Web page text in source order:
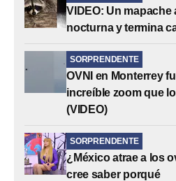
VIDEO: Un
nocturna y termina
SORPRENDENTE
OVNI en Monterrey
increíble zoom que
(VIDEO)
SORPRENDENTE
¿México atrae a los
cree saber porqué